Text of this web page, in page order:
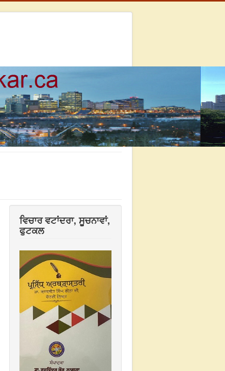
ਵਿਚਾਰ ਵਟਾਂਦਰਾ, ਸੂਚਨਾਵਾਂ,
ਫੁਟਕਲ